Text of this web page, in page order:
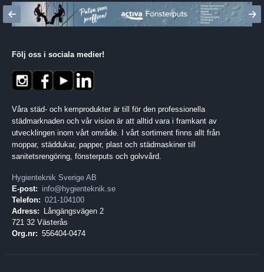
Följ oss i sociala medier!
Våra städ- och kemprodukter är till för den professionella
städmarknaden och vår vision är att alltid vara i framkant av
utvecklingen inom vårt område. I vårt sortiment finns allt från
moppar, städdukar, papper, plast och städmaskiner till
sanitetsrengöring, fönsterputs och golvvård.
Hygienteknik Sverige AB
E-post: info@hygienteknik.se
Telefon: 021-104100
Adress:
Långängsvägen 2
721 32 Västerås
Org.nr: 556404-0474